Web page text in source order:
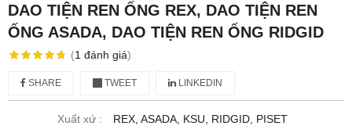
DAO TIỆN REN ỐNG REX, DAO TIỆN REN
ỐNG ASADA, DAO TIỆN REN ỐNG RIDGID
(1 đánh giá)
SHARE TWEET LINKEDIN
Xuất xứ :
REX, ASADA, KSU, RIDGID, PISET